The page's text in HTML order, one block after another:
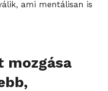
ami mentálisan is
mozgása